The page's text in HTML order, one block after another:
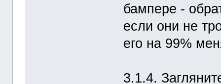
бампере -
если они не
его на 99%
3.1.4.